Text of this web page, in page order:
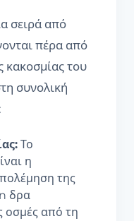
σειρά από
πέρα από
κακοσμίας του
συνολική
Το
η
της
δρα
οσμές από τη